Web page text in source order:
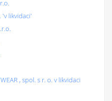
'v likvidaci'
, spol. s r. o. v likvidaci